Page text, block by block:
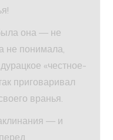
она — не
не понимала,
«честное-
приговаривал
вранья.
— и